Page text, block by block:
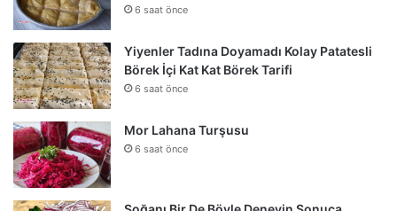
6 saat önce
Yiyenler Tadına Doyamadı Kolay Patatesli
Börek İçi Kat Kat Börek Tarifi
6 saat önce
Mor Lahana Turşusu
6 saat önce